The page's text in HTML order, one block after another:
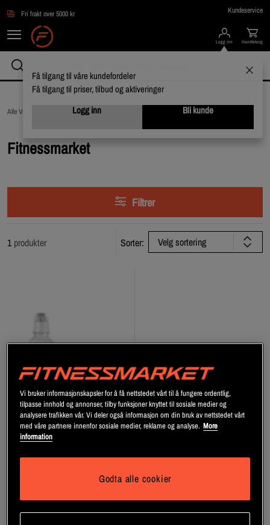
Fri frakt over 5000 kr Kundeservice
Logg inn
Få tilgang til våre kundefordeler
Få tilgang til priser, tilbud og aktiveringer
Logg inn
Bli kunde
Handlekorg
Alle Varemerker / Fitnessmarket
Fitnessmarket
Filtrer
1 produkter Sorter: Velg sortering
Vi bruker informasjonskapsler for å få nettstedet vårt til å fungere ordentlig,
tilpasse innhold og annonser, tilby funksjoner knyttet til sosiale medier og
analysere trafikken vår. Vi deler også informasjon om din bruk av nettstedet vårt
med våre partnere innenfor sosiale medier, reklame og analyse. More
information
Godta alle cookier